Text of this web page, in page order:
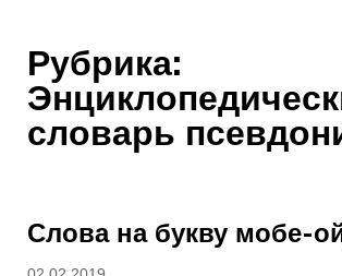
Рубрика:
словарь
Слова на букву мобе-